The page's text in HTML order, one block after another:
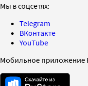
Мы в соцсетях:
Telegram
ВКонтакте
YouTube
Мобильное приложение